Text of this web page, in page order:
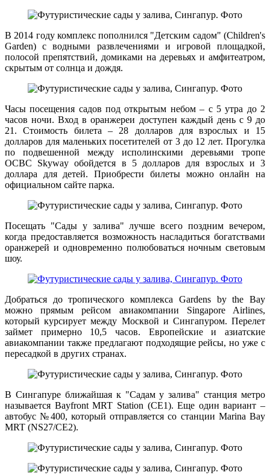
В 2014 году комплекс пополнился "Детским садом" (Children's
Garden) с водными развлечениями и игровой площадкой,
полосой препятствий, домиками на деревьях и амфитеатром,
скрытым от солнца и дождя.
Часы посещения садов под открытым небом – с 5 утра до 2
часов ночи. Вход в оранжереи доступен каждый день с 9 до
21. Стоимость билета – 28 долларов для взрослых и 15
долларов для маленьких посетителей от 3 до 12 лет. Прогулка
по подвешенной между исполинскими деревьями тропе
OCBС Skyway обойдется в 5 долларов для взрослых и 3
доллара для детей. Приобрести билеты можно онлайн на
официальном сайте парка.
Посещать "Сады у залива" лучше всего поздним вечером,
когда предоставляется возможность насладиться богатствами
оранжерей и одновременно полюбоваться ночным световым
шоу.
Добраться до тропического комплекса Gardens by the Bay
можно прямым рейсом авиакомпании Singapore Airlines,
который курсирует между Москвой и Сингапуром. Перелет
займет примерно 10,5 часов. Европейские и азиатские
авиакомпании также предлагают подходящие рейсы, но уже с
пересадкой в других странах.
В Сингапуре ближайшая к "Садам у залива" станция метро
называется Bayfront MRT Station (CE1). Еще один вариант –
автобус №400, который отправляется со станции Marina Bay
MRT (NS27/CE2).